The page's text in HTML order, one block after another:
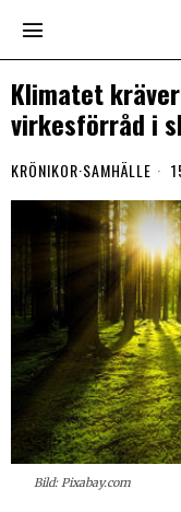
Klimatet
virkesförråd i
KRÖNIKOR·SAMHÄLLE
Bild: Pixabay.com